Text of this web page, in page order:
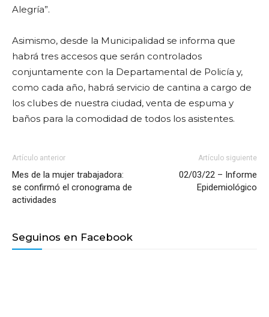
Alegría”.
Asimismo, desde la Municipalidad se informa que
habrá tres accesos que serán controlados
conjuntamente con la Departamental de Policía y,
como cada año, habrá servicio de cantina a cargo de
los clubes de nuestra ciudad, venta de espuma y
baños para la comodidad de todos los asistentes.
Artículo anterior
Mes de la mujer trabajadora:
se confirmó el cronograma de
actividades
Artículo siguiente
02/03/22 – Informe
Epidemiológico
Seguinos en Facebook